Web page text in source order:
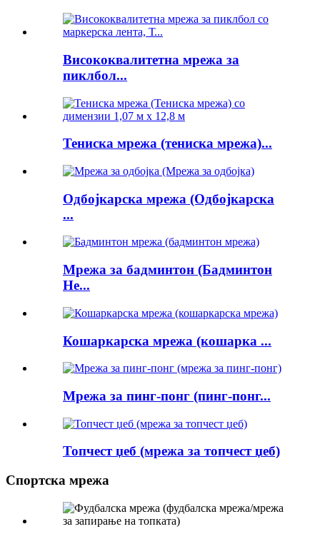
Висококвалитетна мрежа за
пиклбол...
Тениска мрежа (тениска мрежа)...
Одбојкарска мрежа (Одбојкарска
...
Мрежа за бадминтон (Бадминтон
Не...
Кошаркарска мрежа (кошарка ...
Мрежа за пинг-понг (пинг-понг...
Топчест џеб (мрежа за топчест џеб)
Спортска мрежа